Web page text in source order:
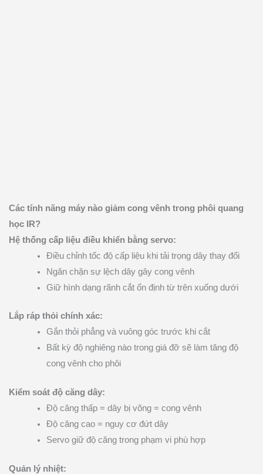
Các tính năng máy nào giảm cong vênh trong phôi quang
học IR?
Hệ thống cấp liệu điều khiển bằng servo:
Điều chỉnh tốc độ cấp liệu khi tải trọng dây thay đổi
Ngăn chặn sự lệch dây gây cong vênh
Giữ hình dạng rãnh cắt ổn định từ trên xuống dưới
Lắp ráp thỏi chính xác:
Gắn thỏi phẳng và vuông góc trước khi cắt
Bất kỳ độ nghiêng nào trong giá đỡ sẽ làm tăng độ
cong vênh cho phôi
Kiểm soát độ căng dây:
Độ căng thấp = dây bị võng = cong vênh
Độ căng cao = nguy cơ đứt dây
Servo giữ độ căng trong phạm vi phù hợp
Quản lý nhiệt: